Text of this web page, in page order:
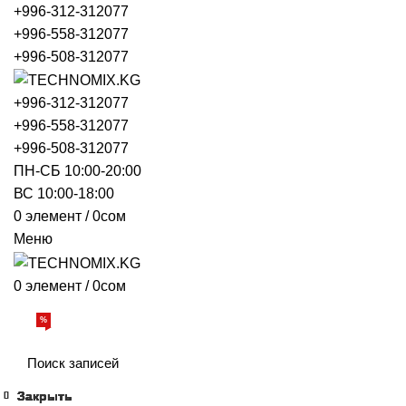
+996-312-312077
+996-558-312077
+996-508-312077
+996-312-312077
+996-558-312077
+996-508-312077
ПН-СБ 10:00-20:00
ВС 10:00-18:00
0 элемент / 0сом
Меню
0 элемент / 0сом
АКЦИИ
%
Закрыть
Закрыть
Закрыть
Закрыть
Закрыть
Закрыть
Закрыть
Закрыть
Закрыть
Закрыть